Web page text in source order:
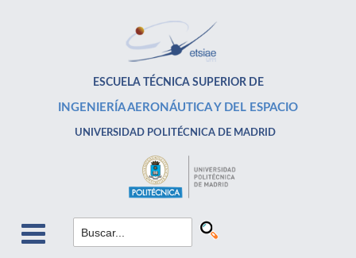
ESCUELA TÉCNICA SUPERIOR DE
INGENIERÍA AERONÁUTICA Y DEL ESPACIO
UNIVERSIDAD POLITÉCNICA DE MADRID